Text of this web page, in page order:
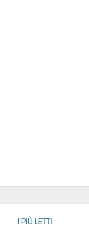
I PIÙ LETTI